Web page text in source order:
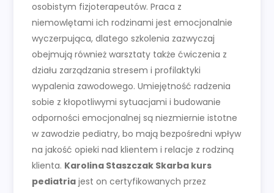
osobistym fizjoterapeutów. Praca z
niemowlętami ich rodzinami jest emocjonalnie
wyczerpująca, dlatego szkolenia zazwyczaj
obejmują również warsztaty także ćwiczenia z
działu zarządzania stresem i profilaktyki
wypalenia zawodowego. Umiejętność radzenia
sobie z kłopotliwymi sytuacjami i budowanie
odporności emocjonalnej są niezmiernie istotne
w zawodzie pediatry, bo mają bezpośredni wpływ
na jakość opieki nad klientem i relacje z rodziną
klienta. Karolina Staszczak Skarba kurs
pediatria jest on certyfikowanych przez